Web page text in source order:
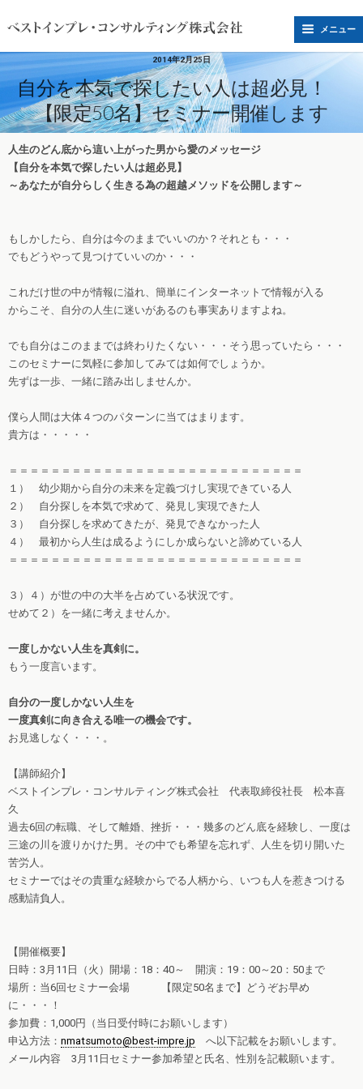
メニュー
2014年2月25日
自分を本気で探したい人は超必見！
【限定50名】セミナー開催します
人生のどん底から這い上がった男から愛のメッセージ
【自分を本気で探したい人は超必見】
～あなたが自分らしく生きる為の超越メソッドを公開します～
もしかしたら、自分は今のままでいいのか？それとも・・・
でもどうやって見つけていいのか・・・
これだけ世の中が情報に溢れ、簡単にインターネットで情報が入る
からこそ、自分の人生に迷いがあるのも事実ありますよね。
でも自分はこのままでは終わりたくない・・・そう思っていたら・・・
このセミナーに気軽に参加してみては如何でしょうか。
先ずは一歩、一緒に踏み出しませんか。
僕ら人間は大体４つのパターンに当てはまります。
貴方は・・・・・
＝＝＝＝＝＝＝＝＝＝＝＝＝＝＝＝＝＝＝＝＝＝＝＝＝＝＝＝
１） 幼少期から自分の未来を定義づけし実現できている人
２） 自分探しを本気で求めて、発見し実現できた人
３） 自分探しを求めてきたが、発見できなかった人
４） 最初から人生は成るようにしか成らないと諦めている人
＝＝＝＝＝＝＝＝＝＝＝＝＝＝＝＝＝＝＝＝＝＝＝＝＝＝＝＝
３）４）が世の中の大半を占めている状況です。
せめて２）を一緒に考えませんか。
一度しかない人生を真剣に。
もう一度言います。
自分の一度しかない人生を
一度真剣に向き合える唯一の機会です。
お見逃しなく・・・。
【講師紹介】
ベストインプレ・コンサルティング株式会社 代表取締役社長 松本喜
久
過去6回の転職、そして離婚、挫折・・・幾多のどん底を経験し、一度は
三途の川を渡りかけた男。その中でも希望を忘れず、人生を切り開いた
苦労人。
セミナーではその貴重な経験からでる人柄から、いつも人を惹きつける
感動請負人。
【開催概要】
日時：3月11日（火）開場：18：40～ 開演：19：00～20：50まで
場所：当6回セミナー会場 【限定50名まで】どうぞお早め
に・・・！
参加費：1,000円（当日受付時にお願いします）
申込方法： nmatsumoto@best-impre.jp へ以下記載をお願いします。
メール内容 3月11日セミナー参加希望と氏名、性別を記載願います。